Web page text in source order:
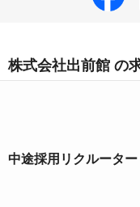
株式会社出前館 の
中途採用リクルーター